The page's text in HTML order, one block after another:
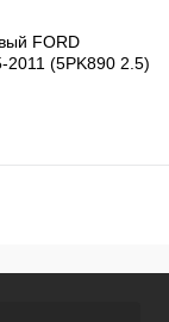
FORD
2011 (5PK890 2.5)